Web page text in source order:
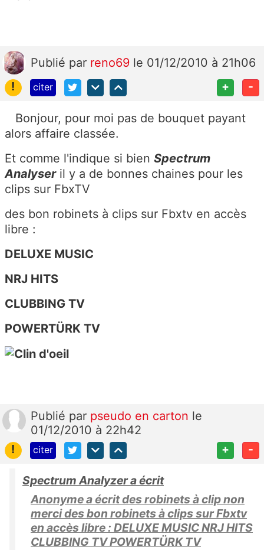
Publié par reno69 le 01/12/2010 à 21h06
!
citer + -
Bonjour, pour moi pas de bouquet payant
alors affaire classée.
Et comme l'indique si bien Spectrum
Analyseril y a de bonnes chaines pour les
clips sur FbxTV
des bon robinets à clips sur Fbxtv en accès
libre :
DELUXE MUSIC
NRJ HITS
CLUBBING TV
POWERTÜRK TV
Publié par pseudo en carton le
01/12/2010 à 22h42
!
citer + -
Spectrum Analyzer a écrit
Anonyme a écrit des robinets à clip non
merci des bon robinets à clips sur Fbxtv
en accès libre : DELUXE MUSIC NRJ HITS
CLUBBING TV POWERTÜRK TV